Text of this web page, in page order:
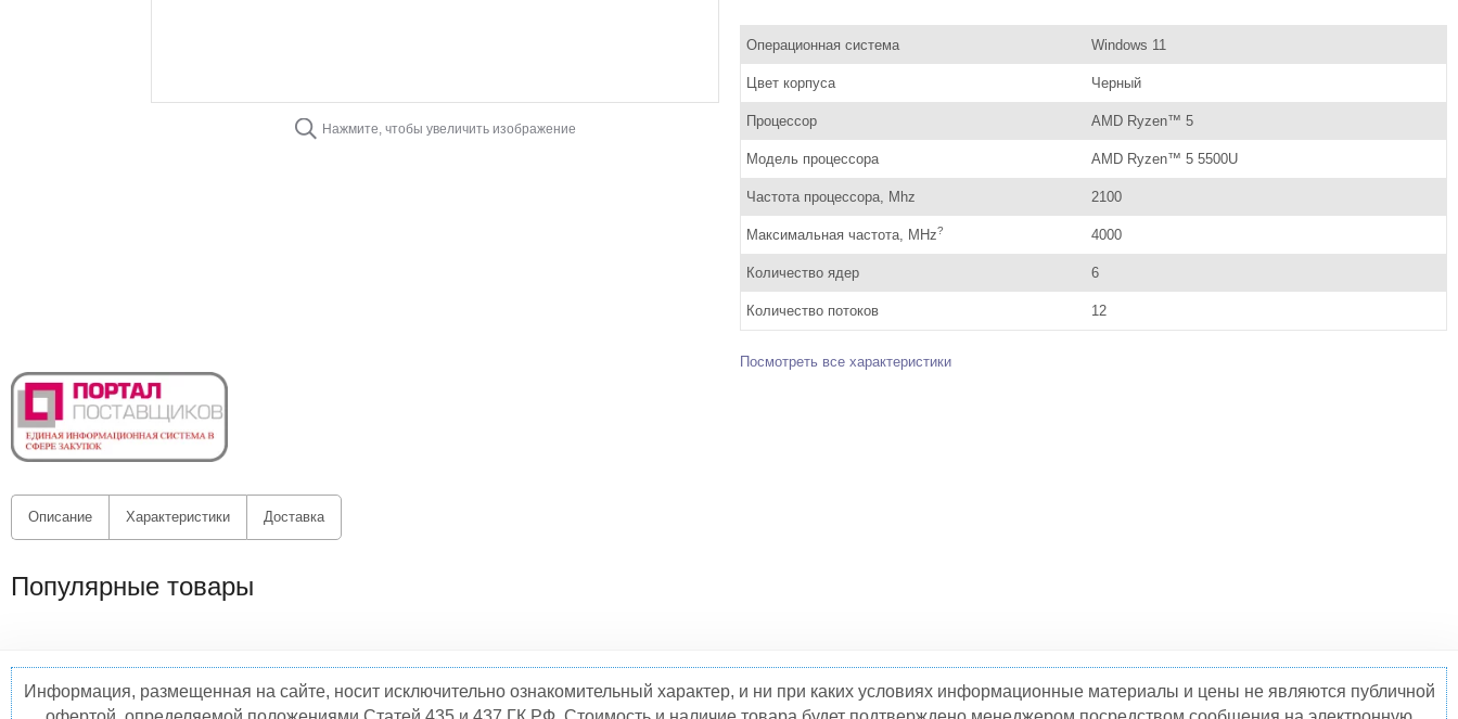
Нажмите, чтобы увеличить изображение
Операционная система Windows 11
Цвет корпуса Черный
Процессор AMD Ryzen™ 5
Модель процессора AMD Ryzen™ 5 5500U
Частота процессора, Mhz 2100
Максимальная частота, MHz? 4000
Количество ядер 6
Количество потоков 12
Посмотреть все характеристики
Описание Характеристики Доставка
Популярные товары
Информация, размещенная на сайте, носит исключительно ознакомительный характер, и ни при каких условиях информационные материалы и цены не являются публичной